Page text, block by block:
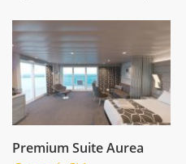
Premium Suite Aurea